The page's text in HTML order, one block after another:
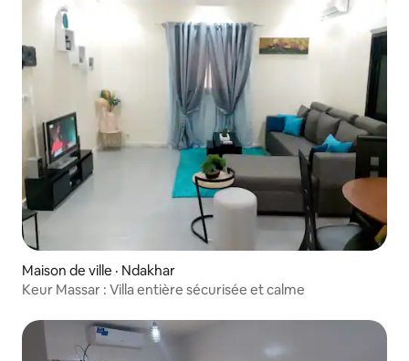
Maison de ville · Ndakhar
Keur Massar : Villa entière sécurisée et calme